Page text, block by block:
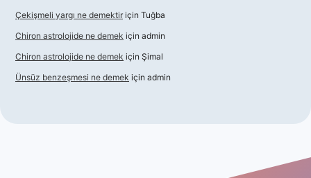
Çekişmeli yargı ne demektir için Tuğba
Chiron astrolojide ne demek için admin
Chiron astrolojide ne demek için Şimal
Ünsüz benzeşmesi ne demek için admin